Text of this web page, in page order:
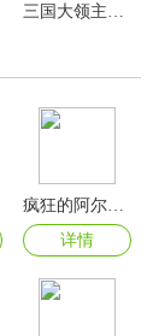
详情